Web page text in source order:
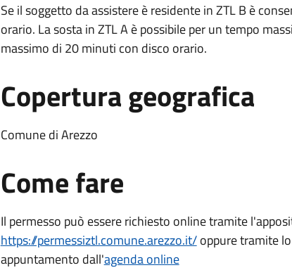
Se il soggetto da assistere è residente in ZTL B è
orario. La sosta in ZTL A è possibile per un tempo
massimo di 20 minuti con disco orario.
Copertura geografica
Comune di Arezzo
Come fare
Il permesso può essere richiesto online tramite
https://permessiztl.comune.arezzo.it/oppure tramite
appuntamento dall'agenda online